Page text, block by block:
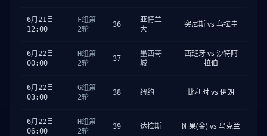
6月21日
12:00
F组第
2轮
36
亚特兰
大
突尼斯 vs 乌拉圭
6月22日
00:00
H组第
2轮
37
墨西哥
城
西班牙 vs 沙特阿
拉伯
6月22日
03:00
G组第
2轮
38 纽约 比利时 vs 伊朗
6月22日
06:00
H组第
2轮
39 达拉斯 刚果(金) vs 乌克兰